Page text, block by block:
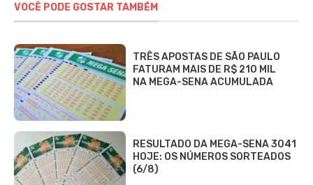
VOCÊ PODE GOSTAR TAMBÉM
TRÊS APOSTAS DE SÃO PAULO
FATURAM MAIS DE R$ 210 MIL
NA MEGA-SENA ACUMULADA
RESULTADO DA MEGA-SENA 3041
HOJE: OS NÚMEROS SORTEADOS
(6/8)